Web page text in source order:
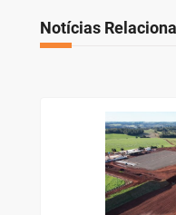
Notícias